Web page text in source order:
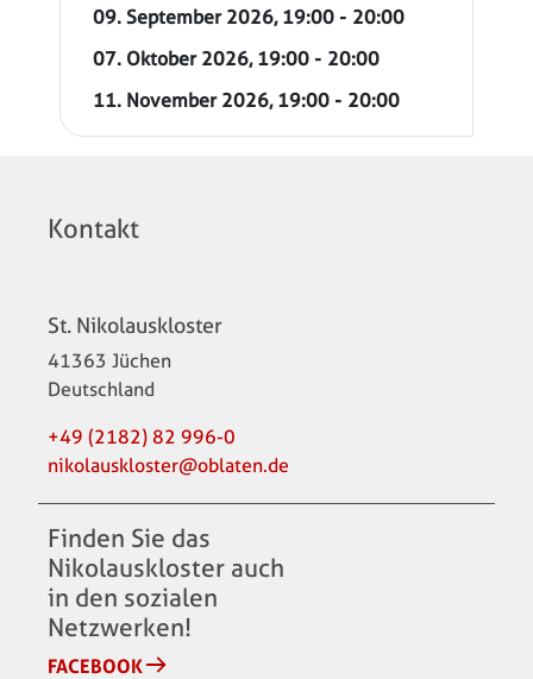
09. September 2026, 19:00 - 20:00
07. Oktober 2026, 19:00 - 20:00
11. November 2026, 19:00 - 20:00
Kontakt
St. Nikolauskloster
41363 Jüchen
Deutschland
+49 (2182) 82 996-0
nikolauskloster@oblaten.de
Finden Sie das
Nikolauskloster auch
in den sozialen
Netzwerken!
FACEBOOK